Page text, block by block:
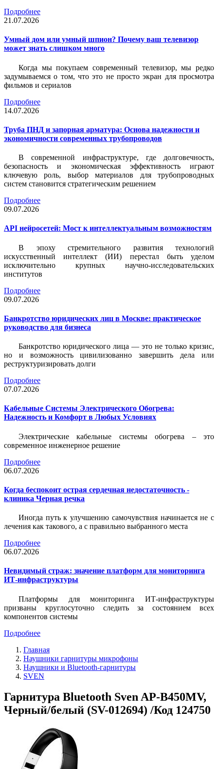
Подробнее
21.07.2026
Умный дом или умный шпион? Почему ваш телевизор
может знать слишком много
Когда мы покупаем современный телевизор, мы редко
задумываемся о том, что это не просто экран для просмотра
фильмов и сериалов
Подробнее
14.07.2026
Труба ПНД и запорная арматура: Основа надежности и
экономичности современных трубопроводов
В современной инфраструктуре, где долговечность,
безопасность и экономическая эффективность играют
ключевую роль, выбор материалов для трубопроводных
систем становится стратегическим решением
Подробнее
09.07.2026
API нейросетей: Мост к интеллектуальным возможностям
В эпоху стремительного развития технологий
искусственный интеллект (ИИ) перестал быть уделом
исключительно крупных научно-исследовательских
институтов
Подробнее
09.07.2026
Банкротство юридических лиц в Москве: практическое
руководство для бизнеса
Банкротство юридического лица — это не только кризис,
но и возможность цивилизованно завершить дела или
реструктуризировать долги
Подробнее
07.07.2026
Кабельные Системы Электрического Обогрева:
Надежность и Комфорт в Любых Условиях
Электрические кабельные системы обогрева – это
современное инженерное решение
Подробнее
06.07.2026
Когда беспокоит острая сердечная недостаточность -
клиника Черная речка
Иногда путь к улучшению самочувствия начинается не с
лечения как такового, а с правильно выбранного места
Подробнее
06.07.2026
Невидимый страж: значение платформ для мониторинга
ИТ-инфраструктуры
Платформы для мониторинга ИТ-инфраструктуры
призваны круглосуточно следить за состоянием всех
компонентов системы
Подробнее
Главная
Наушники гарнитуры микрофоны
Наушники и Bluetooth-гарнитуры
SVEN
Гарнитура Bluetooth Sven AP-B450MV,
Черный/белый (SV-012694) /Код 124750